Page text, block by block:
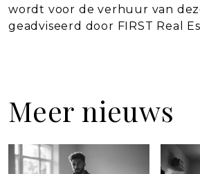
wordt voor de verhuur van
geadviseerd door FIRST Real
Meer nieuws